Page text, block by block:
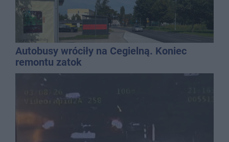
Autobusy wróciły na Cegielną. Koniec
remontu zatok